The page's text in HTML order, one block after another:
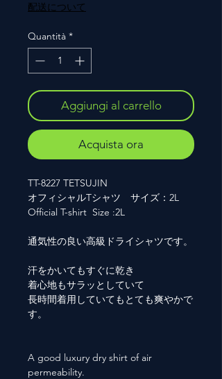
配送について
Quantità *
Aggiungi al carrello
Acquista ora
TT-8227 TETSUJIN
オフィシャルTシャツ サイズ：2L
Official T-shirt Size :2L
通気性の良い高級ドライシャツです。
汗をかいてもすぐに乾き
着心地もサラッとしていて
長時間着用していてもとても爽やかで
す。
A good luxury dry shirt of air
permeability.